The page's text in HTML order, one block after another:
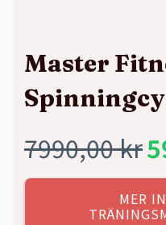
Master
7990,00kr
Det
Det
nuvarande
MER